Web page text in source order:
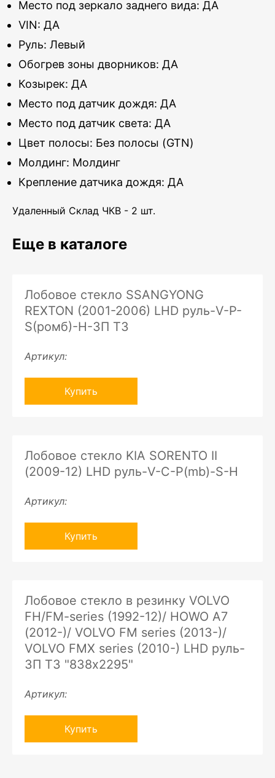
Место под зеркало заднего вида: ДА
VIN: ДА
Руль: Левый
Обогрев зоны дворников: ДА
Козырек: ДА
Место под датчик дождя: ДА
Место под датчик света: ДА
Цвет полосы: Без полосы (GTN)
Молдинг: Молдинг
Крепление датчика дождя: ДА
Удаленный Склад ЧКВ - 2 шт.
Еще в каталоге
Лобовое стекло SSANGYONG
REXTON (2001-2006) LHD руль-V-P-
S(ромб)-H-ЗП ТЗ
Артикул:
Купить
Лобовое стекло KIA SORENTO II
(2009-12) LHD руль-V-C-P(mb)-S-H
Артикул:
Купить
Лобовое стекло в резинку VOLVO
FH/FM-series (1992-12)/ HOWO A7
(2012-)/ VOLVO FM series (2013-)/
VOLVO FMX series (2010-) LHD руль-
ЗП ТЗ "838х2295"
Артикул:
Купить